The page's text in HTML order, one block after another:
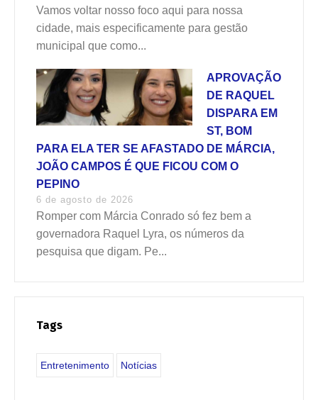
Vamos voltar nosso foco aqui para nossa
cidade, mais especificamente para gestão
municipal que como...
APROVAÇÃO
DE RAQUEL
DISPARA EM
ST, BOM
PARA ELA TER SE AFASTADO DE MÁRCIA,
JOÃO CAMPOS É QUE FICOU COM O
PEPINO
6 de agosto de 2026
Romper com Márcia Conrado só fez bem a
governadora Raquel Lyra, os números da
pesquisa que digam. Pe...
Tags
Entretenimento Notícias